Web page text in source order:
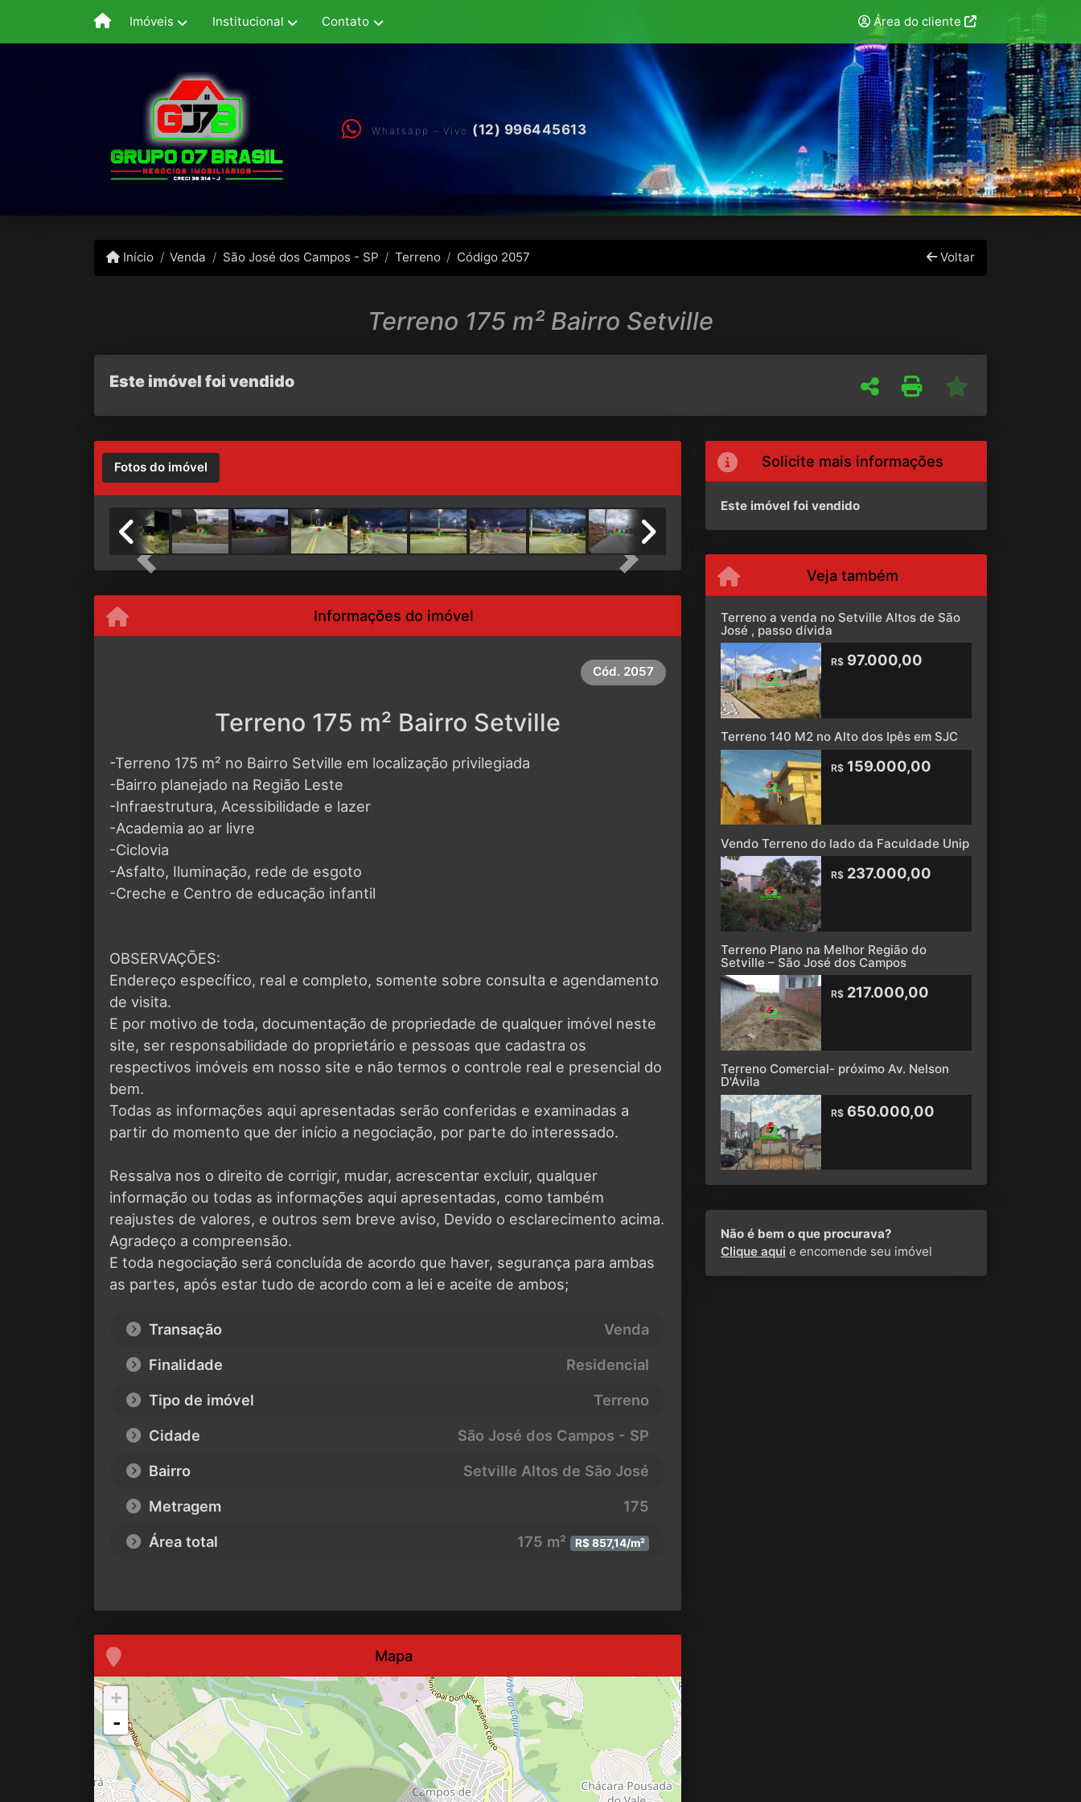
Imóveis Institucional Contato Área do cliente
Whatsapp - Vivo (12) 996445613
Início Venda São José dos Campos - SP Terreno Código 2057 Voltar
Terreno 175 m² Bairro Setville
Este imóvel foi vendido
Fotos do imóvel
Previous Next
Informações do imóvel
Cód. 2057
Terreno 175 m² Bairro Setville
-Terreno 175 m² no Bairro Setville em localização privilegiada
-Bairro planejado na Região Leste
-Infraestrutura, Acessibilidade e lazer
-Academia ao ar livre
-Ciclovia
-Asfalto, Iluminação, rede de esgoto
-Creche e Centro de educação infantil
OBSERVAÇÕES:
Endereço específico, real e completo, somente sobre consulta e agendamento
de visita.
E por motivo de toda, documentação de propriedade de qualquer imóvel neste
site, ser responsabilidade do proprietário e pessoas que cadastra os
respectivos imóveis em nosso site e não termos o controle real e presencial do
bem.
Todas as informações aqui apresentadas serão conferidas e examinadas a
partir do momento que der início a negociação, por parte do interessado.
Ressalva nos o direito de corrigir, mudar, acrescentar excluir, qualquer
informação ou todas as informações aqui apresentadas, como também
reajustes de valores, e outros sem breve aviso, Devido o esclarecimento acima.
Agradeço a compreensão.
E toda negociação será concluída de acordo que haver, segurança para ambas
as partes, após estar tudo de acordo com a lei e aceite de ambos;
Transação
Venda
Finalidade
Residencial
Tipo de imóvel
Terreno
Cidade
São José dos Campos - SP
Bairro
Setville Altos de São José
Metragem
175
Área total
175 m² R$ 857,14/m²
Mapa
+
-
Solicite mais informações
Este imóvel foi vendido
Veja também
Terreno a venda no Setville Altos de São
José , passo dívida
R$97.000,00
Terreno 140 M2 no Alto dos Ipês em SJC
R$159.000,00
Vendo Terreno do lado da Faculdade Unip
R$237.000,00
Terreno Plano na Melhor Região do
Setville – São José dos Campos
R$217.000,00
Terreno Comercial- próximo Av. Nelson
D'Ávila
R$650.000,00
Não é bem o que procurava?
Clique aqui e encomende seu imóvel